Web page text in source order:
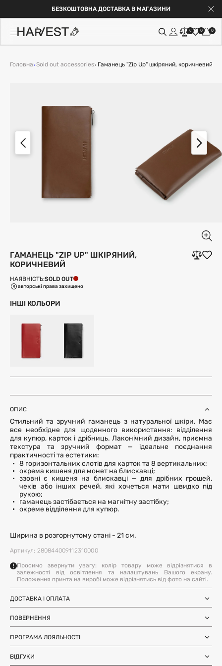
БЕЗКОШТОВНА ДОСТАВКА В МАГАЗИНИ
0 0 0
Головна Sold out accessories Гаманець "Zip Up" шкіряний, коричневий
ГАМАНЕЦЬ "ZIP UP" ШКІРЯНИЙ,
КОРИЧНЕВИЙ
НАЯВНІСТЬ:SOLD OUT
авторські права захищено
ІНШІ КОЛЬОРИ
ОПИС
Стильний та зручний гаманець з натуральної шкіри. Має
все необхідне для щоденного використання: відділення
для купюр, карток і дрібниць. Лаконічний дизайн, приємна
текстура та зручний формат — ідеальне поєднання
практичності та естетики:
8 горизонтальних слотів для карток та 8 вертикальних;
окрема кишеня для монет на блискавці;
ззовні є кишеня на блискавці — для дрібних грошей,
чеків або інших речей, які хочеться мати швидко під
рукою;
гаманець застібається на магнітну застібку;
окреме відділення для купюр.
Ширина в розгорнутому стані - 21 см.
Артикул: 280844009112310000
Просимо звернути увагу: колір товару може відрізнятися в
залежності від освітлення та налаштувань Вашого екрану.
Положення принта на виробі може відрізнятись від фото на сайті.
ДОСТАВКА І ОПЛАТА
Україні) 1-3 дні
Самовивіз з магазинів Harvest після SMS-підтвердження про
Міжнародна доставка Нова Пошта
Global
терміни уточнюйте для вашої
країни
Доставка день в день по Києву (за
умови наявності на складі у Києві)
12 годин (наявність перевіряйте в
картці товару)
ПОВЕРНЕННЯ
Ми залишили можливість повернення та обміну, щоб ви
почувались впевнено під час покупки. Ви можете
повернути або обміняти товар протягом 14 днів після
отримання замовлення.
ПРОГРАМА ЛОЯЛЬНОСТІ
Отримуйте бонуси з кожного замовлення та
використовуйте їх для наступних покупок. Авторизуйтесь
ВІДГУКИ